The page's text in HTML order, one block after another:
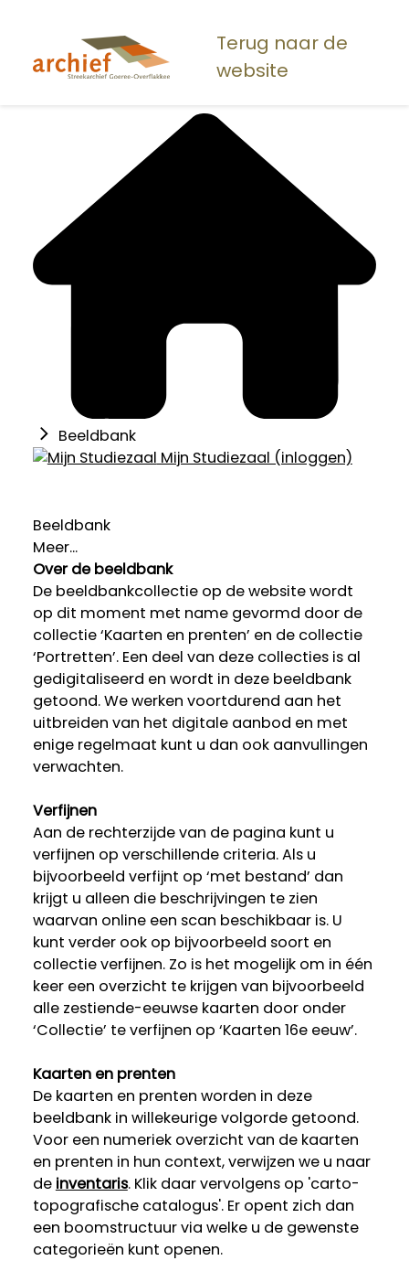
naar
Terug naar de
website
Beeldbank
Mijn Studiezaal (inloggen)
Beeldbank
Meer...
Over de beeldbank
De beeldbankcollectie op de website wordt
op dit moment met name gevormd door de
collectie ‘Kaarten en prenten’ en de collectie
‘Portretten’. Een deel van deze collecties is al
gedigitaliseerd en wordt in deze beeldbank
getoond. We werken voortdurend aan het
uitbreiden van het digitale aanbod en met
enige regelmaat kunt u dan ook aanvullingen
verwachten.
Verfijnen
Aan de rechterzijde van de pagina kunt u
verfijnen op verschillende criteria. Als u
bijvoorbeeld verfijnt op ‘met bestand’ dan
krijgt u alleen die beschrijvingen te zien
waarvan online een scan beschikbaar is. U
kunt verder ook op bijvoorbeeld soort en
collectie verfijnen. Zo is het mogelijk om in één
keer een overzicht te krijgen van bijvoorbeeld
alle zestiende-eeuwse kaarten door onder
‘Collectie’ te verfijnen op ‘Kaarten 16e eeuw’.
Kaarten en prenten
De kaarten en prenten worden in deze
beeldbank in willekeurige volgorde getoond.
Voor een numeriek overzicht van de kaarten
en prenten in hun context, verwijzen we u naar
de inventaris. Klik daar vervolgens op 'carto-
topografische catalogus'. Er opent zich dan
een boomstructuur via welke u de gewenste
categorieën kunt openen.